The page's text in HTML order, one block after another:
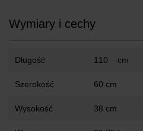
Wymiary i cechy
Długość 110 cm
Szerokość 60 cm
Wysokość 38 cm